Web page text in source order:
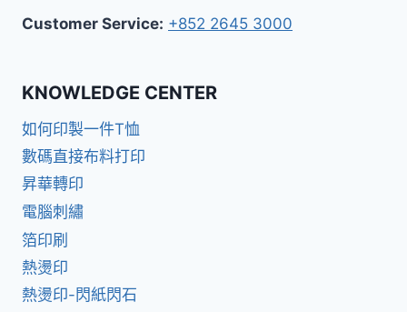
Customer Service: +852 2645 3000
KNOWLEDGE CENTER
如何印製一件T恤
數碼直接布料打印
昇華轉印
電腦刺繡
箔印刷
熱燙印
熱燙印-閃紙閃石